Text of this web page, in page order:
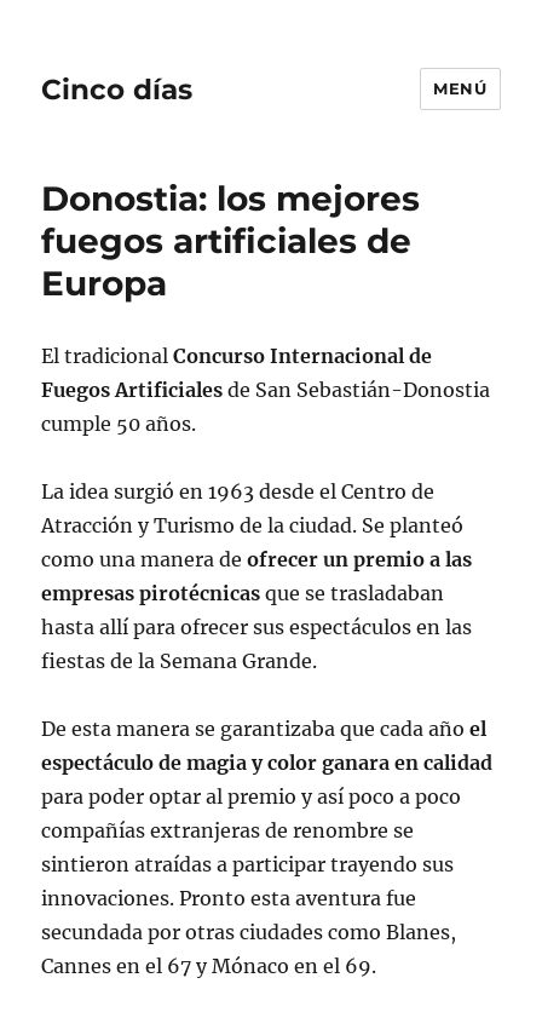
Cinco días MENÚ
Donostia: los mejores
fuegos artificiales de
Europa
El tradicionalConcurso Internacional de
Fuegos Artificiales de San Sebastián-Donostia
cumple 50 años.
La idea surgió en 1963 desde el Centro de
Atracción y Turismo de la ciudad. Se planteó
como una manera deofrecer un premio a las
empresas pirotécnicas que se trasladaban
hasta allí para ofrecer sus espectáculos en las
fiestas de la Semana Grande.
De esta manera se garantizaba que cada añoel
espectáculo de magia y color ganara en calidad
para poder optar al premio y así poco a poco
compañías extranjeras de renombre se
sintieron atraídas a participar trayendo sus
innovaciones. Pronto esta aventura fue
secundada por otras ciudades como Blanes,
Cannes en el 67 y Mónaco en el 69.